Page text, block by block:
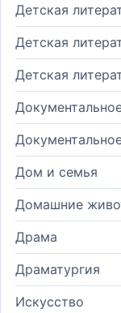
Детская
Детская
Детская
Дом и семья
Домашние
Драма
Драматургия
Искусство